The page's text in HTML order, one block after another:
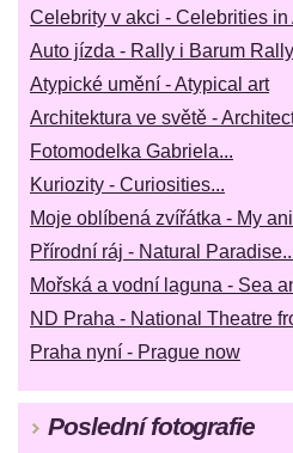
Celebrity v akci - Celebrities in
Auto jízda - Rally i Barum
Atypické umění - Atypical art
Architektura ve světě -
Fotomodelka Gabriela...
Kuriozity - Curiosities...
Moje oblíbená zvířátka - My
Přírodní ráj - Natural
Mořská a vodní laguna - Sea
ND Praha - National Theatre
Praha nyní - Prague now
Poslední fotografie